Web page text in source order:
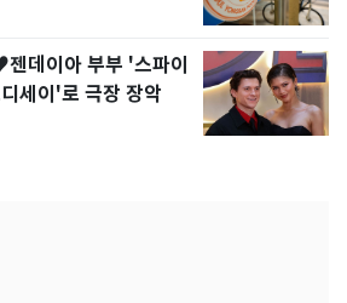
데이아 부부 '스파이
세이'로 극장 장악